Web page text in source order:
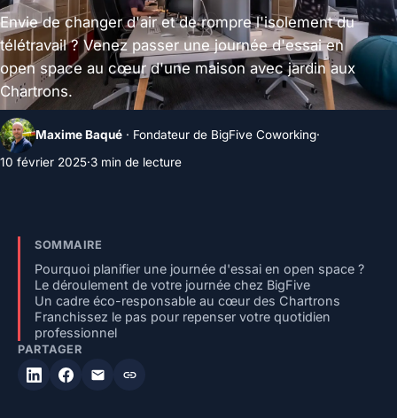
Envie de changer d'air et de rompre l'isolement du
télétravail ? Venez passer une journée d'essai en
open space au cœur d'une maison avec jardin aux
Chartrons.
Maxime Baqué · Fondateur de BigFive Coworking·
10 février 2025·3 min de lecture
SOMMAIRE
Pourquoi planifier une journée d'essai en open space ?
Le déroulement de votre journée chez BigFive
Un cadre éco-responsable au cœur des Chartrons
Franchissez le pas pour repenser votre quotidien
professionnel
PARTAGER